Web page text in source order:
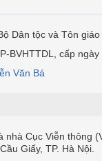
Dân tộc và Tôn giáo
BVHTTDL, cấp
Văn Bá
nhà Cục Viễn thông
Giấy, TP. Hà Nội.